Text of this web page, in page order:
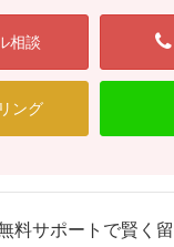
相談
ング
料サポートで賢く